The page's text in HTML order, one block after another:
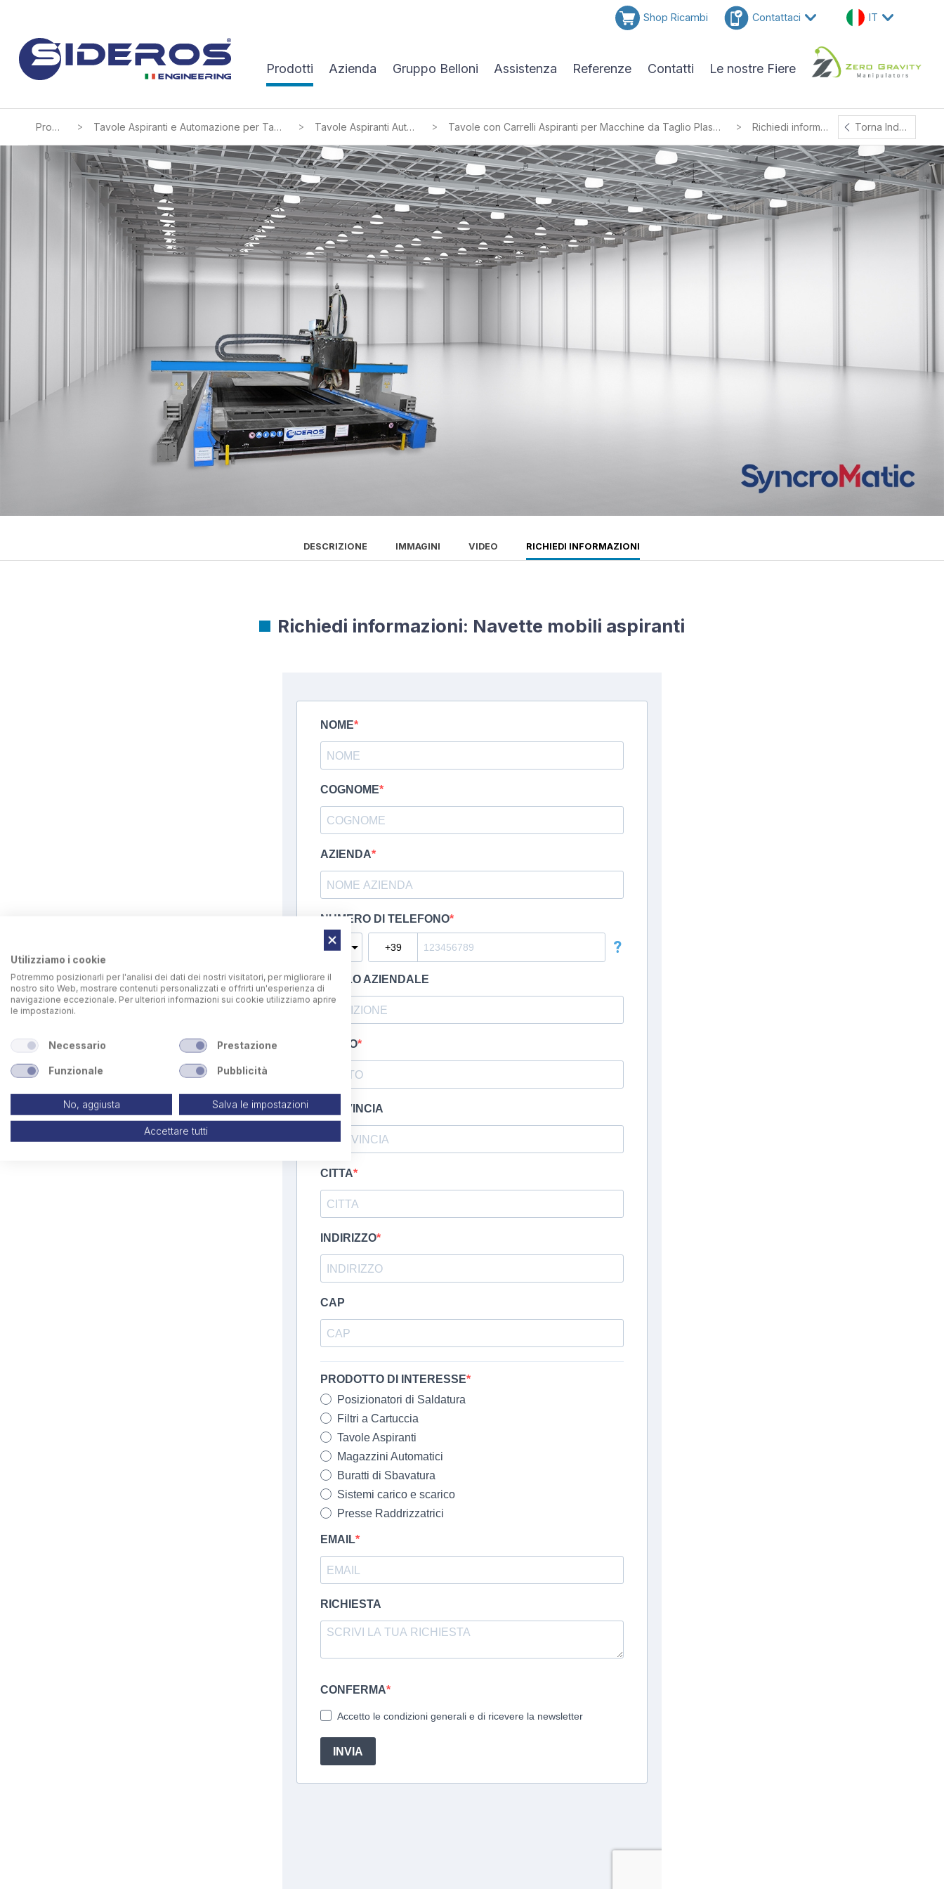
Prodotti Azienda Gruppo Belloni Assistenza Referenze Contatti Le nostre Fiere
Shop Ricambi Contattaci IT
DESCRIZIONE IMMAGINI VIDEO RICHIEDI INFORMAZIONI
Prodotti > Tavole Aspiranti e Automazione per Taglio Termico > Tavole Aspiranti Autopulenti > Tavole con Carrelli Aspiranti per Macchine da Taglio Plasma, Laser e Oxy > Richiedi informazioni Torna Indietro
Richiedi informazioni: Navette mobili aspiranti
Utilizziamo i cookie
Potremmo posizionarli per l'analisi dei dati dei nostri visitatori, per migliorare il
nostro sito Web, mostrare contenuti personalizzati e offrirti un'esperienza di
navigazione eccezionale. Per ulteriori informazioni sui cookie utilizziamo aprire
le impostazioni.
Necessario Prestazione
Funzionale Pubblicità
No, aggiusta Salva le impostazioni
Accettare tutti